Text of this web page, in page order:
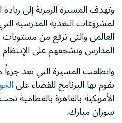
وتهدف المسيرة الرمزية إلى
لمشروعات التغذية المدرسية
العالمي والتي ترفع من
المدارس وتشجعهم على
وانطلقت المسيرة التي تعد جزءاً
يقوم بها البرنامج للقضاء على
الأمريكية بالقاهرة بالقطامية
سوزان مبارك.